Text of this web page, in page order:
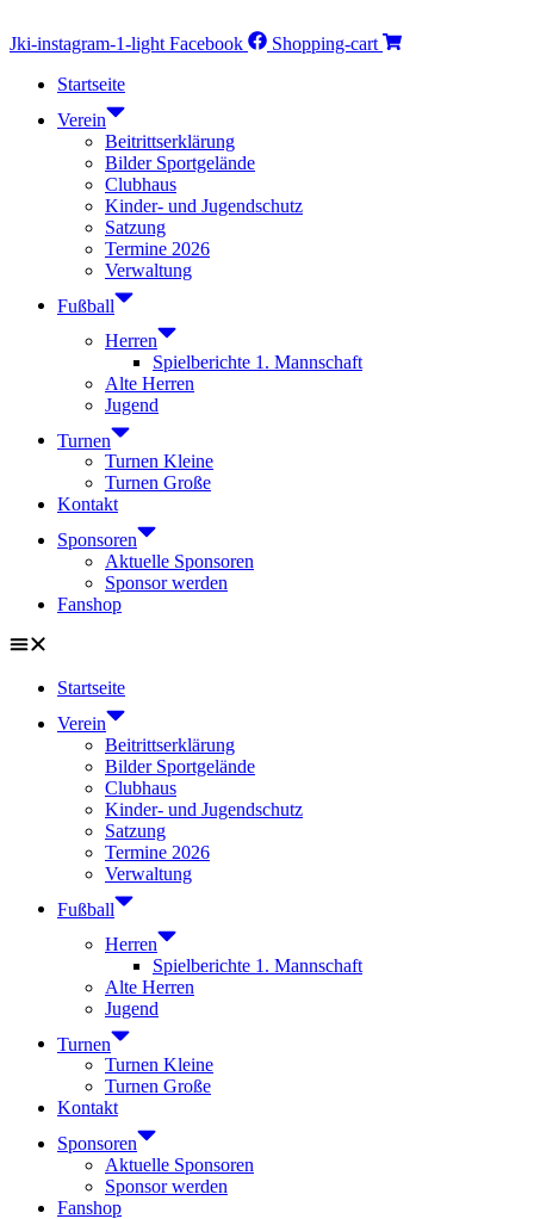
Jki-instagram-1-light Facebook
Shopping-cart
Startseite
Verein
Beitrittserklärung
Bilder Sportgelände
Clubhaus
Kinder- und Jugendschutz
Satzung
Termine 2026
Verwaltung
Fußball
Herren
Spielberichte 1. Mannschaft
Alte Herren
Jugend
Turnen
Turnen Kleine
Turnen Große
Kontakt
Sponsoren
Aktuelle Sponsoren
Sponsor werden
Fanshop
Startseite
Verein
Beitrittserklärung
Bilder Sportgelände
Clubhaus
Kinder- und Jugendschutz
Satzung
Termine 2026
Verwaltung
Fußball
Herren
Spielberichte 1. Mannschaft
Alte Herren
Jugend
Turnen
Turnen Kleine
Turnen Große
Kontakt
Sponsoren
Aktuelle Sponsoren
Sponsor werden
Fanshop